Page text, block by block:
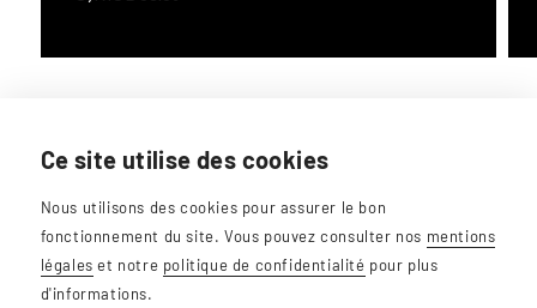
REMY À NEUF
Avenue du centenaire, 47 - 1400 Nivelles
Ce site utilise des cookies
Nous utilisons des cookies pour assurer le bon
fonctionnement du site. Vous pouvez consulter nos mentions
légales et notre politique de confidentialité pour plus
d'informations.